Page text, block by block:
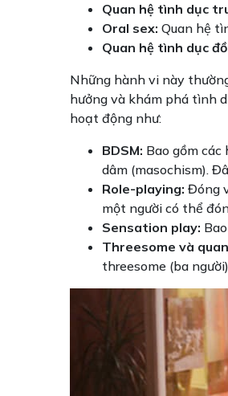
Quan hệ tình dục
Oral sex: Quan hệ
Quan hệ tình dục
Những hành vi này
hưởng và khám phá tình
hoạt động như:
BDSM: Bao gồm
dâm (masochism).
Role-playing: Đóng
một người có thể
Sensation play:
Threesome và
threesome (ba